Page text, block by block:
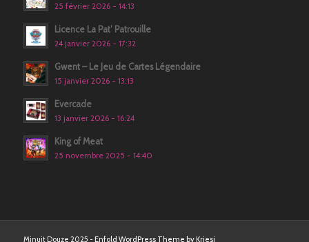
25 février 2026 - 14:13
Licence La Pat’ Patrouille
24 janvier 2026 - 17:32
Gwent – Le Jeu de Cartes Légendaire
15 janvier 2026 - 13:13
Evercade
13 janvier 2026 - 16:24
King of Meat
25 novembre 2025 - 14:40
Minuit Douze 2025 - Enfold WordPress Theme by Kriesi